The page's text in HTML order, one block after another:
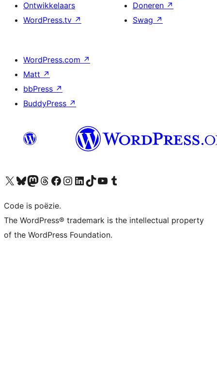
Ontwikkelaars
WordPress.tv ↗
Doneren ↗
Swag ↗
WordPress.com ↗
Matt ↗
bbPress ↗
BuddyPress ↗
Bezoek ons X (voorheen Twitter) account
Bezoek ons Bluesky account
Bezoek ons Mastodon account
Bezoek ons Threads account
Onze Facebook pagina bezoeken
Bezoek ons Instagram account
Bezoek ons LinkedIn account
Bezoek ons TikTok account
Bezoek ons YouTube kanaalBezoek ons Tumblr account
Code is poëzie.
The WordPress® trademark is the intellectual property
of the WordPress Foundation.